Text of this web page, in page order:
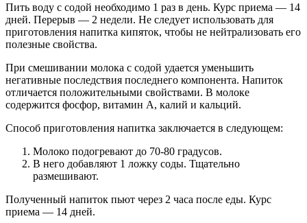
Пить воду с содой необходимо 1 раз в день. Курс приема — 14
дней. Перерыв — 2 недели. Не следует использовать для
приготовления напитка кипяток, чтобы не нейтрализовать его
полезные свойства.
При смешивании молока с содой удается уменьшить
негативные последствия последнего компонента. Напиток
отличается положительными свойствами. В молоке
содержится фосфор, витамин А, калий и кальций.
Способ приготовления напитка заключается в следующем:
Молоко подогревают до 70-80 градусов.
В него добавляют 1 ложку соды. Тщательно
размешивают.
Полученный напиток пьют через 2 часа после еды. Курс
приема — 14 дней.